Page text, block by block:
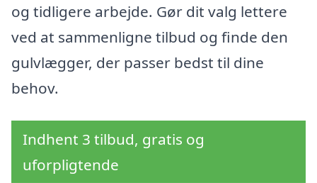
og tidligere arbejde. Gør dit valg lettere
ved at sammenligne tilbud og finde den
gulvlægger, der passer bedst til dine
behov.
Indhent 3 tilbud, gratis og
uforpligtende